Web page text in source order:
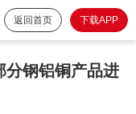
返回首页 下载APP
分钢铝铜产品进